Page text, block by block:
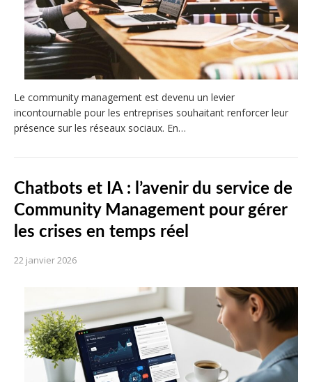
Le community management est devenu un levier
incontournable pour les entreprises souhaitant renforcer leur
présence sur les réseaux sociaux. En…
Chatbots et IA : l’avenir du service de
Community Management pour gérer
les crises en temps réel
22 janvier 2026